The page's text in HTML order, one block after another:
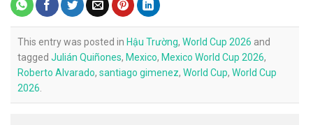
This entry was posted in Hậu Trường, World Cup 2026 and
tagged Julián Quiñones, Mexico, Mexico World Cup 2026,
Roberto Alvarado, santiago gimenez, World Cup, World Cup
2026